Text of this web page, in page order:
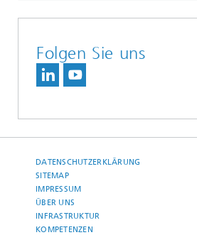
Folgen Sie uns
DATENSCHUTZERKLÄRUNG
SITEMAP
IMPRESSUM
ÜBER UNS
INFRASTRUKTUR
KOMPETENZEN